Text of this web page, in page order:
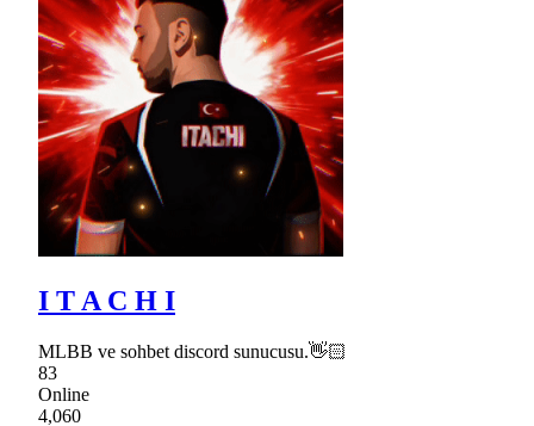
I T A C H I
MLBB ve sohbet discord sunucusu.👋🏻
83
Online
4,060